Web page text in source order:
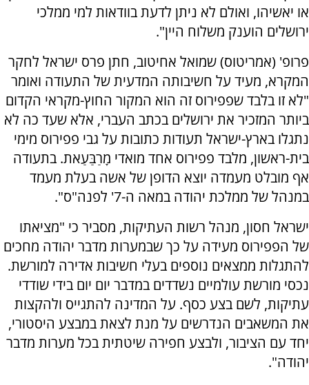
או יאשיהו, ואולם לא ניתן לדעת בוודאות למי ממלכי
ירושלים הוענק משלוח היין".
פרופ' (אמריטוס) שמואל אחיטוב, חתן פרס ישראל לחקר
המקרא, מעיד על חשיבותה המדעית של התעודה ואומר
"לא זו בלבד שפפירוס זה הוא המקור החוץ-מקראי הקדום
ביותר המזכיר את ירושלים בכתב העברי, אלא שעד כה לא
נתגלו בארץ-ישראל תעודות כתובות על גבי פפירוס מימי
בית-ראשון, מלבד פפירוס אחד מואדי מָרַבַּעַאת. בתעודה
אף מובלט מעמדה יוצא הדופן של אשה בעלת מעמד
במנהל של ממלכת יהודה במאה ה-7' לפנה"ס".
ישראל חסון, מנהל רשות העתיקות, מסביר כי "מציאתו
של הפפירוס מעידה על כך שבמערות מדבר יהודה מחכים
להתגלות ממצאים נוספים בעלי חשיבות אדירה למורשת.
נכסי מורשת עולמיים נשדדים במדבר יום יום בידי שודדי
עתיקות, לשם בצע כסף. על המדינה להתגייס ולהקצות
את המשאבים הנדרשים על מנת לצאת במבצע היסטורי,
יחד עם הציבור, ולבצע חפירה שיטתית בכל מערות מדבר
יהודה".